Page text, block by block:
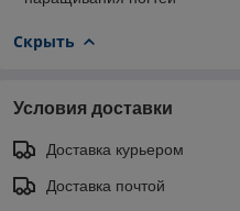
Скрыть
Условия доставки
Доставка курьером
Доставка почтой